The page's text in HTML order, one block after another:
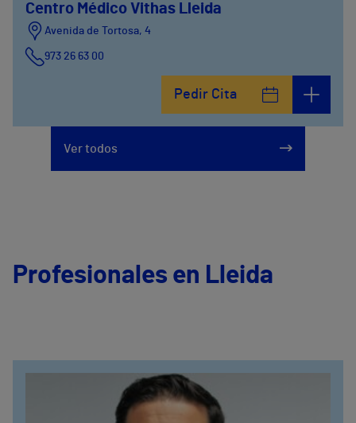
Centro Médico Vithas Lleida
Avenida de Tortosa, 4
973 26 63 00
Pedir Cita
Ver todos
Profesionales en Lleida